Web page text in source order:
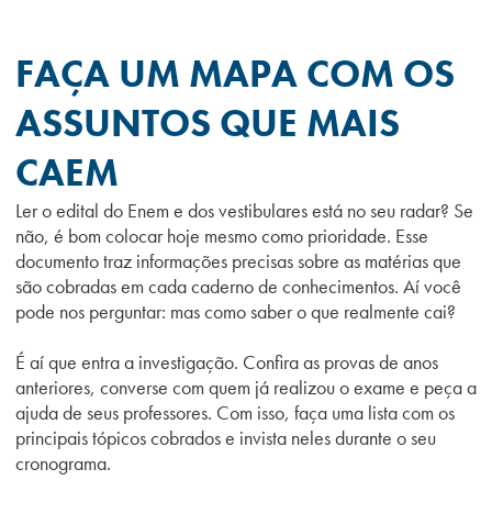
FAÇA UM MAPA COM OS
ASSUNTOS QUE MAIS
CAEM
Ler o edital do Enem e dos vestibulares está no seu radar? Se
não, é bom colocar hoje mesmo como prioridade. Esse
documento traz informações precisas sobre as matérias que
são cobradas em cada caderno de conhecimentos. Aí você
pode nos perguntar: mas como saber o que realmente cai?
É aí que entra a investigação. Confira as provas de anos
anteriores, converse com quem já realizou o exame e peça a
ajuda de seus professores. Com isso, faça uma lista com os
principais tópicos cobrados e invista neles durante o seu
cronograma.